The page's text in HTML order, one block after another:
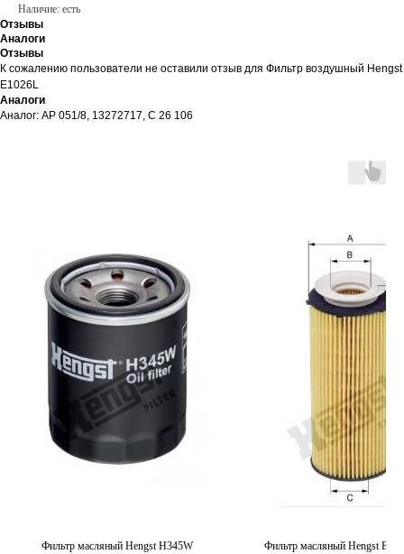
Наличие: есть
Отзывы
Аналоги
Отзывы
К сожалению пользователи не оставили отзыв для Фильтр воздушный Hengst
E1026L
Аналоги
Аналог: AP 051/8, 13272717, C 26 106
Фильтр масляный Hengst H345W
Фильтр масляный Hengst